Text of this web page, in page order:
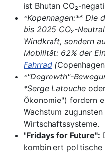
ist Bhutan CO₂-
*Kopenhagen:** Die
bis 2025 CO₂-
Windkraft, sondern
Mobilität: 62% der
Fahrrad (
*"Degrowth"-
*Serge Latouche oder
Ökonomie") fordern
Wachstum
Wirtschaftssysteme.
"Fridays for Future":
kombiniert politische